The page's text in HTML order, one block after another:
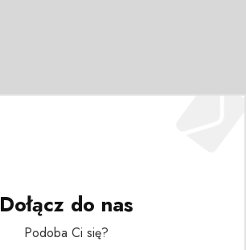
Dołącz do nas
Podoba Ci się?